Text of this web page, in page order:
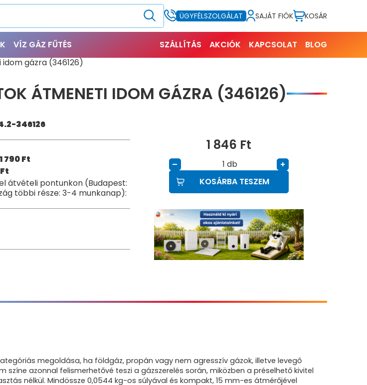
ÜGYFÉLSZOLGÁLAT SAJÁT FIÓK KOSÁR
VÍZ GÁZ FŰTÉS SZÁLLÍTÁS AKCIÓK KAPCSOLAT
BLOG
gázra (346126)
ÁTMENETI IDOM GÁZRA (346126)
346126
1 790Ft
Ft
átvételi pontunkon (Budapest:
többi része: 3-4 munkanap):
1 846 Ft
– db
+
KOSÁRBA TESZEM
kategóriás megoldása, ha földgáz, propán vagy nem agresszív gázok, illetve levegő
azonnal felismerhetővé teszi a gázszerelés során, miközben a préselhető kivitel
nélkül. Mindössze 0,0544 kg-os súlyával és kompakt, 15 mm-es átmérőjével